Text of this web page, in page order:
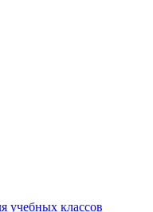
учебных классов